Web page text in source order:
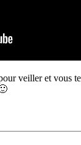
veiller et vous